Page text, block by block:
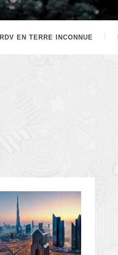
RDV EN TERRE INCONNUE